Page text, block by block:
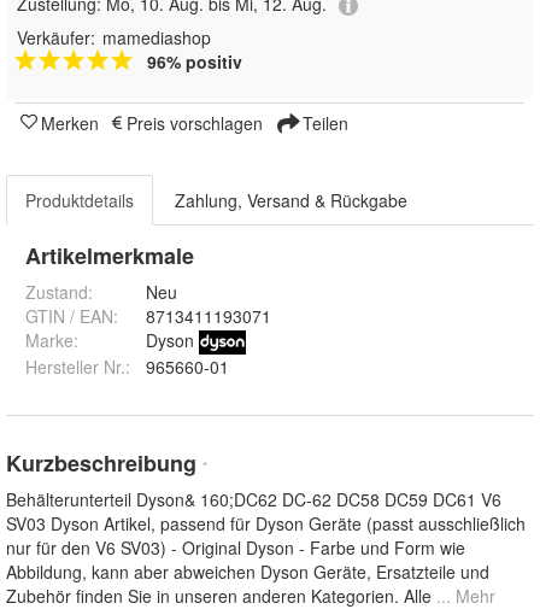
Verkäufer: mamediashop
96% positiv
Merken Preis vorschlagen Teilen
Produktdetails Zahlung, Versand & Rückgabe
Artikelmerkmale
Zustand:
Neu
GTIN / EAN:
8713411193071
Marke:
Dyson
Hersteller Nr.:
965660-01
Kurzbeschreibung *
Behälterunterteil Dyson& 160;DC62 DC-62 DC58 DC59 DC61 V6
SV03 Dyson Artikel, passend für Dyson Geräte (passt ausschließlich
nur für den V6 SV03) - Original Dyson - Farbe und Form wie
Abbildung, kann aber abweichen Dyson Geräte, Ersatzteile und
Zubehör finden Sie in unseren anderen Kategorien. Alle ... Mehr